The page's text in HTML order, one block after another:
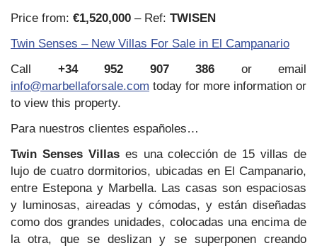
Price from: €1,520,000 – Ref: TWISEN
Twin Senses – New Villas For Sale in El Campanario
Call +34 952 907 386 or email
info@marbellaforsale.com today for more information or
to view this property.
Para nuestros clientes españoles…
Twin Senses Villases una colección de 15 villas de
lujo de cuatro dormitorios, ubicadas en El Campanario,
entre Estepona y Marbella. Las casas son espaciosas
y luminosas, aireadas y cómodas, y están diseñadas
como dos grandes unidades, colocadas una encima de
la otra, que se deslizan y se superponen creando